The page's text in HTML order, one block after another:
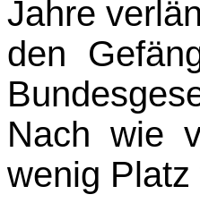
Jahre
den
Nach wie
wenig